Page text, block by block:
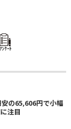
ｱﾝｹｰﾄ
安の65,606円で小幅
注目